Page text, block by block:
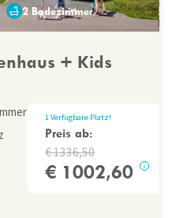
2 Badezimmer
+ Kids
1Verfügbare Platz!
Preis ab:
1336,50
1002,60 i